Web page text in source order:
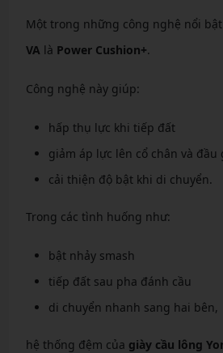
Một trong những công nghệ nổi
VA là Power Cushion+.
Công nghệ này giúp:
hấp thụ lực khi tiếp đất
giảm áp lực lên cổ chân và đầu
cải thiện độ bật khi di chuyển.
Trong các tình huống như:
bật nhảy smash
tiếp đất sau pha đánh cầu
di chuyển nhanh sang hai bên,
hệ thống đệm của giày cầu lông